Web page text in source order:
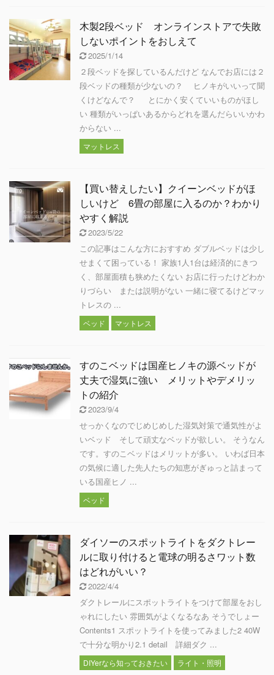
木製2段ベッド オンラインストアで失敗
しないポイントをおしえて
2025/1/14
２段ベッドを探しているんだけど なんでお店には２
段ベッドの種類が少ないの？ ヒノキがいいって聞
くけどなんで？ とにかく安くていいものがほし
い 種類がいっぱいあるからどれを選んだらいいかわ
からない ...
マットレス
【買い替えしたい】クイーンベッドがほ
しいけど 6畳の部屋に入るのか？わかり
やすく解説
2023/5/22
この記事はこんな方におすすめ ダブルベッドは少し
せまくて困っている！ 家族1人1台は経済的にきつ
く、部屋面積も狭めたくない お店に行ったけどわか
りづらい または説明がない 一緒に寝てるけどマッ
トレスの ...
ベッド マットレス
すのこベッドは国産ヒノキの源ベッドが
丈夫で湿気に強い メリットやデメリッ
トの紹介
2023/9/4
せっかくなのでじめじめした湿気対策で通気性がよ
いベッド そして頑丈なベッドが欲しい。 そうなん
です。すのこベッドはメリットが多い。 いわば日本
の気候に適した先人たちの知恵がぎゅっと詰まって
いる国産ヒノ ...
ベッド
ダイソーのスポットライトをダクトレー
ルに取り付けると電球の明るさワット数
はどれがいい？
2022/4/4
ダクトレールにスポットライトをつけて部屋をおし
ゃれにしたい 雰囲気がよくなるなあ そうでしょー
Contents1 スポットライトを使ってみました2 40W
で十分な明かり2.1 detail 詳細ダク ...
DIYerなら知っておきたい ライト・照明